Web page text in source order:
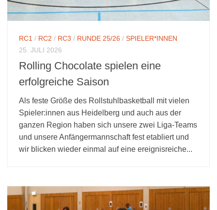
RC1 / RC2 / RC3 / RUNDE 25/26 / SPIELER*INNEN
25. JULI 2026
Rolling Chocolate spielen eine
erfolgreiche Saison
Als feste Größe des Rollstuhlbasketball mit vielen
Spieler:innen aus Heidelberg und auch aus der
ganzen Region haben sich unsere zwei Liga-Teams
und unsere Anfängermannschaft fest etabliert und
wir blicken wieder einmal auf eine ereignisreiche...